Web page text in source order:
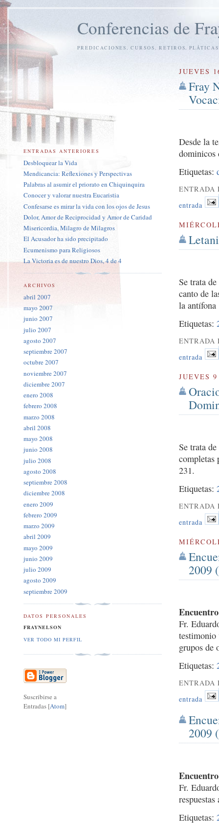
Conferencias de
PREDICACIONES, CURSOS, RETIROS,
JUEVES
Fray
Desde la
dominicos
Etiquetas:
ENTRADA
entrada
Se trata
canto de
la antífona
Etiquetas:
ENTRADA
entrada
JUEVES
Se trata
completas
231.
Etiquetas:
ENTRADA
entrada
2009
Fr.
testimonio
grupos de
Etiquetas:
ENTRADA
entrada
2009
Fr.
Etiquetas:
ENTRADAS ANTERIORES
Desbloquear la Vida
Mendicancia: Reflexiones y Perspectivas
Palabras al asumir el priorato en Chiquinquira
Conocer y valorar nuestra Eucaristia
Confesarse es mirar la vida con los ojos de Jesus
Dolor, Amor de Reciprocidad y Amor de Caridad
Misericordia, Milagro de Milagros
El Acusador ha sido precipitado
Ecumenismo para Religiosos
La Victoria es de nuestro Dios, 4 de 4
ARCHIVOS
abril 2007
mayo 2007
junio 2007
julio 2007
agosto 2007
septiembre 2007
octubre 2007
noviembre 2007
diciembre 2007
enero 2008
febrero 2008
marzo 2008
abril 2008
mayo 2008
junio 2008
julio 2008
agosto 2008
septiembre 2008
diciembre 2008
enero 2009
febrero 2009
marzo 2009
abril 2009
mayo 2009
junio 2009
julio 2009
agosto 2009
septiembre 2009
DATOS PERSONALES
FRAYNELSON
VER TODO MI PERFIL
Suscribirse a
Entradas [Atom]